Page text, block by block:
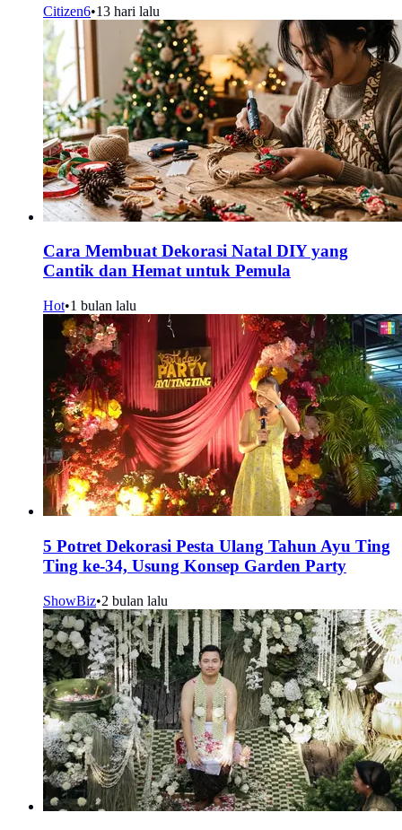
Citizen6•13 hari lalu
Cara Membuat Dekorasi Natal DIY yang
Cantik dan Hemat untuk Pemula
Hot•1 bulan lalu
5 Potret Dekorasi Pesta Ulang Tahun Ayu Ting
Ting ke-34, Usung Konsep Garden Party
ShowBiz•2 bulan lalu